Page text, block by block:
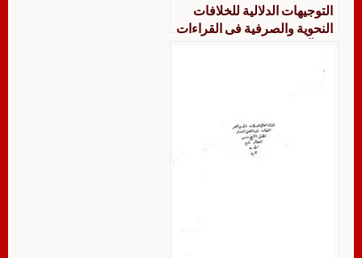
التوجيهات الدلالية للخلافات
النحوية والصرفية فى القراءات